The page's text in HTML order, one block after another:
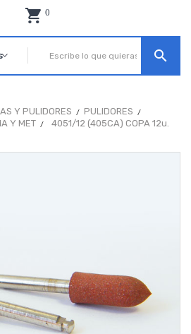
0
search
Y PULIDORES
PULIDORES
Y MET
4051/12 (405CA) COPA 12u.